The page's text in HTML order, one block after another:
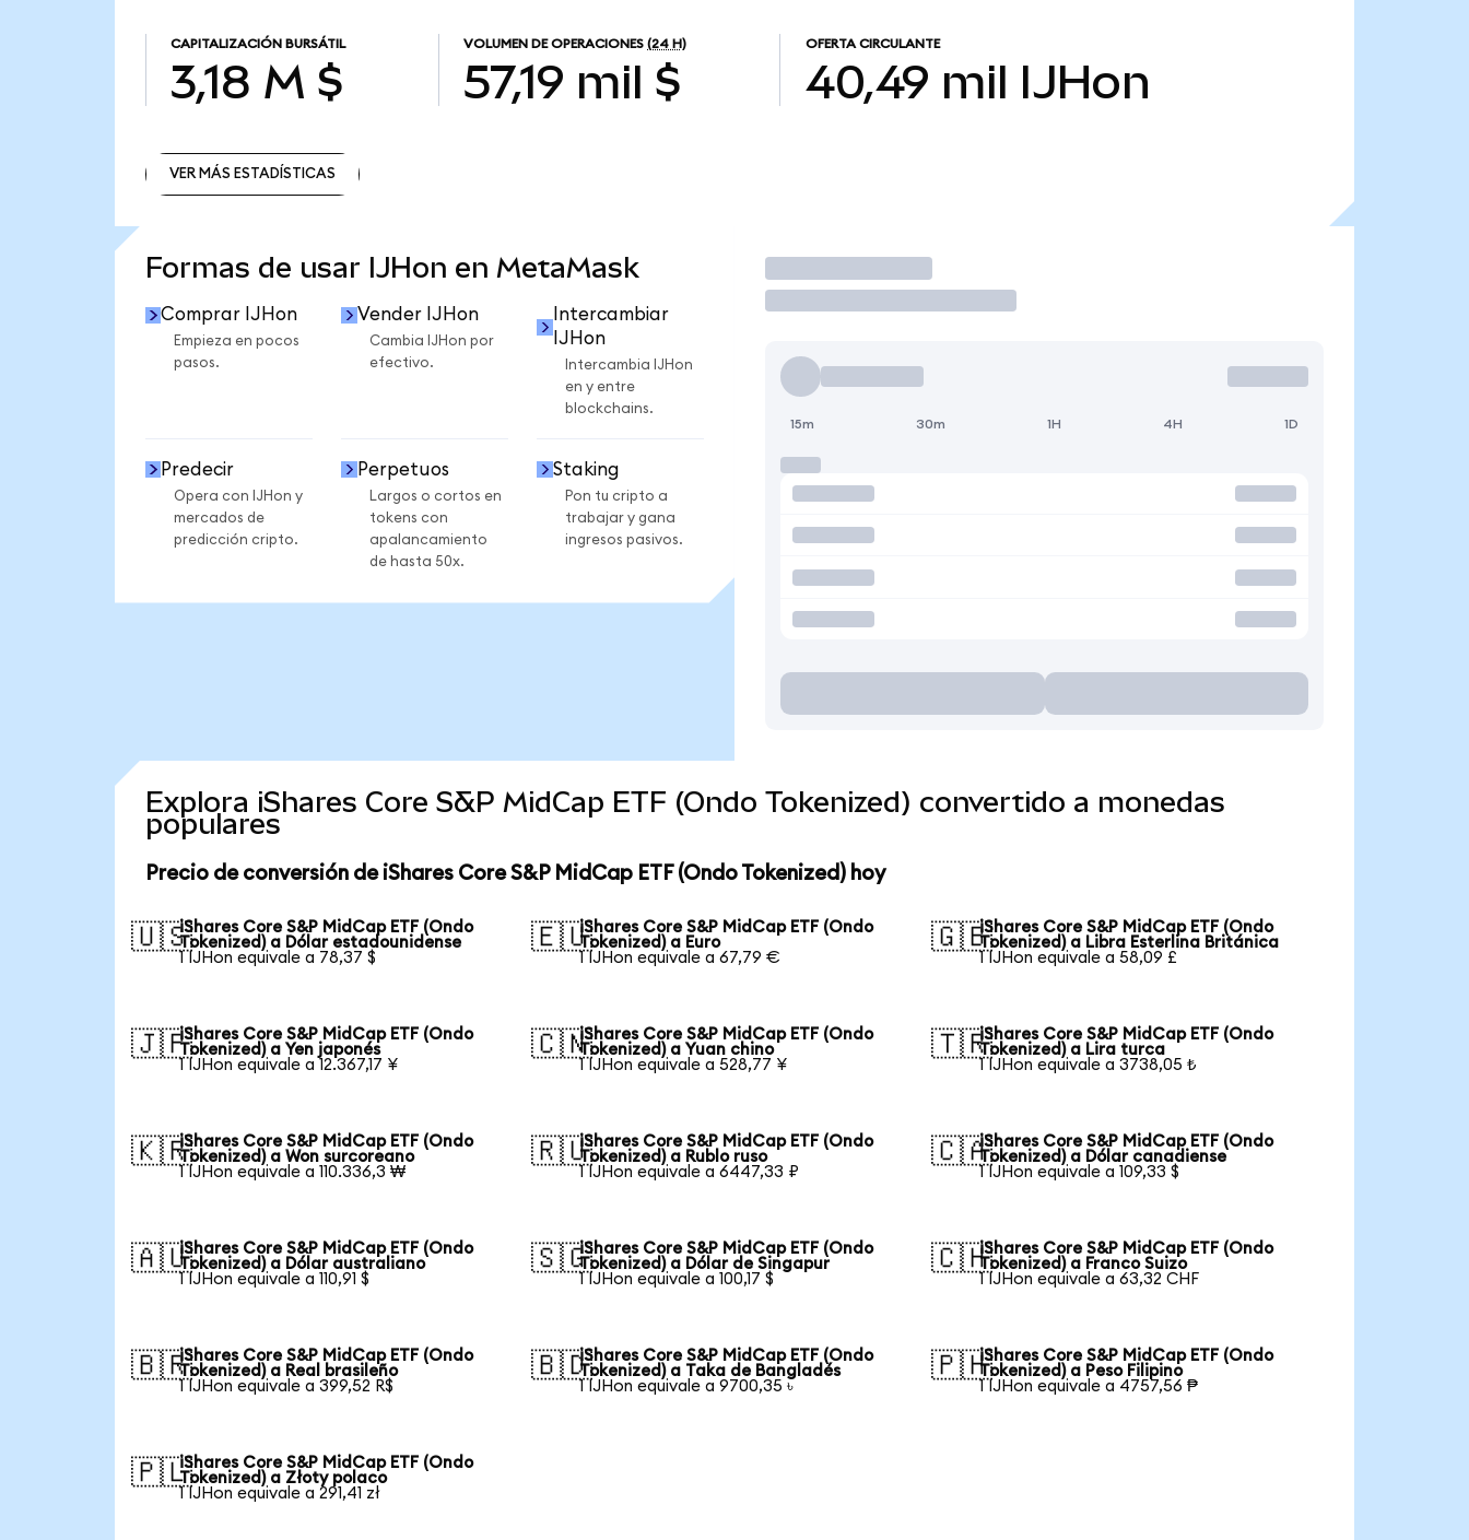
CAPITALIZACIÓN BURSÁTIL
3,18 M $
VOLUMEN DE OPERACIONES (24 H)
57,19 mil $
OFERTA CIRCULANTE
40,49 mil IJHon
VER MÁS ESTADÍSTICAS
Formas de usar IJHon en MetaMask
Comprar IJHon
Empieza en pocos
pasos.
Vender IJHon
Cambia IJHon por
efectivo.
Intercambiar
IJHon
Intercambia IJHon
en y entre
blockchains.
Predecir
Opera con IJHon y
mercados de
predicción cripto.
Perpetuos
Largos o cortos en
tokens con
apalancamiento
de hasta 50x.
Staking
Pon tu cripto a
trabajar y gana
ingresos pasivos.
Operar
15m 30m 1H 4H 1D
Explora iShares Core S&P MidCap ETF (Ondo Tokenized) convertido a monedas
populares
Precio de conversión de iShares Core S&P MidCap ETF (Ondo Tokenized) hoy
🇺🇸iShares Core S&P MidCap ETF (Ondo
Tokenized) a Dólar estadounidense
1 IJHon equivale a 78,37 $
🇪🇺iShares Core S&P MidCap ETF (Ondo
Tokenized) a Euro
1 IJHon equivale a 67,79 €
🇬🇧iShares Core S&P MidCap ETF (Ondo
Tokenized) a Libra Esterlina Británica
1 IJHon equivale a 58,09 £
🇯🇵iShares Core S&P MidCap ETF (Ondo
Tokenized) a Yen japonés
1 IJHon equivale a 12.367,17 ¥
🇨🇳iShares Core S&P MidCap ETF (Ondo
Tokenized) a Yuan chino
1 IJHon equivale a 528,77 ¥
🇹🇷iShares Core S&P MidCap ETF (Ondo
Tokenized) a Lira turca
1 IJHon equivale a 3738,05 ₺
🇰🇷iShares Core S&P MidCap ETF (Ondo
Tokenized) a Won surcoreano
1 IJHon equivale a 110.336,3 ₩
🇷🇺iShares Core S&P MidCap ETF (Ondo
Tokenized) a Rublo ruso
1 IJHon equivale a 6447,33 ₽
🇨🇦iShares Core S&P MidCap ETF (Ondo
Tokenized) a Dólar canadiense
1 IJHon equivale a 109,33 $
🇦🇺iShares Core S&P MidCap ETF (Ondo
Tokenized) a Dólar australiano
1 IJHon equivale a 110,91 $
🇸🇬iShares Core S&P MidCap ETF (Ondo
Tokenized) a Dólar de Singapur
1 IJHon equivale a 100,17 $
🇨🇭iShares Core S&P MidCap ETF (Ondo
Tokenized) a Franco Suizo
1 IJHon equivale a 63,32 CHF
🇧🇷iShares Core S&P MidCap ETF (Ondo
Tokenized) a Real brasileño
1 IJHon equivale a 399,52 R$
🇧🇩iShares Core S&P MidCap ETF (Ondo
Tokenized) a Taka de Bangladés
1 IJHon equivale a 9700,35 ৳
🇵🇭iShares Core S&P MidCap ETF (Ondo
Tokenized) a Peso Filipino
1 IJHon equivale a 4757,56 ₱
🇵🇱iShares Core S&P MidCap ETF (Ondo
Tokenized) a Złoty polaco
1 IJHon equivale a 291,41 zł